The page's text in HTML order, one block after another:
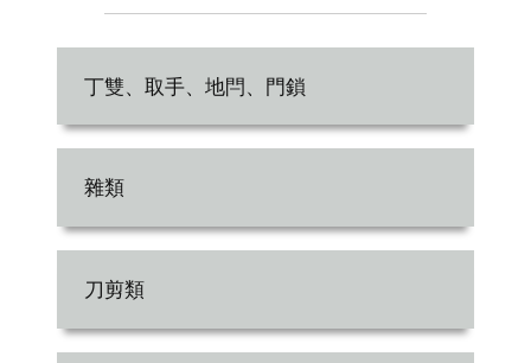
丁雙、取手、地閂、門鎖
雜類
刀剪類